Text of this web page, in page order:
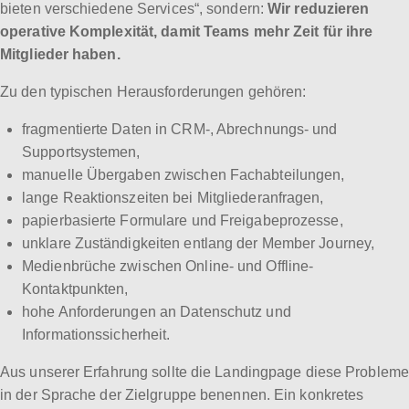
bieten verschiedene Services“, sondern:Wir reduzieren
operative Komplexität, damit Teams mehr Zeit für ihre
Mitglieder haben.
Zu den typischen Herausforderungen gehören:
fragmentierte Daten in CRM-, Abrechnungs- und
Supportsystemen,
manuelle Übergaben zwischen Fachabteilungen,
lange Reaktionszeiten bei Mitgliederanfragen,
papierbasierte Formulare und Freigabeprozesse,
unklare Zuständigkeiten entlang der Member Journey,
Medienbrüche zwischen Online- und Offline-
Kontaktpunkten,
hohe Anforderungen an Datenschutz und
Informationssicherheit.
Aus unserer Erfahrung sollte die Landingpage diese Probleme
in der Sprache der Zielgruppe benennen. Ein konkretes